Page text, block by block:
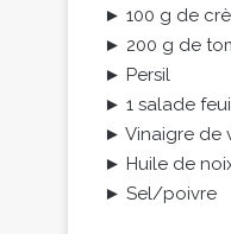
► 100 g de
► 200 g de
► Persil
► 1 salade
► Vinaigre de
► Huile de
► Sel/poivre